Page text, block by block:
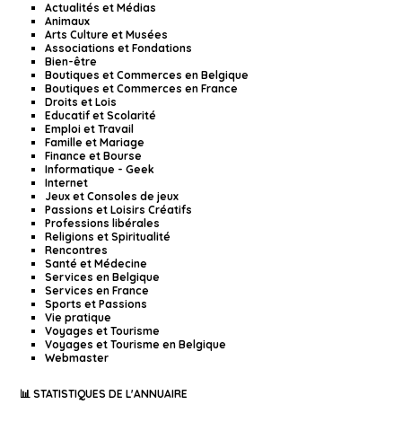
Actualités et Médias
Animaux
Arts Culture et Musées
Associations et Fondations
Bien-être
Boutiques et Commerces en Belgique
Boutiques et Commerces en France
Droits et Lois
Educatif et Scolarité
Emploi et Travail
Famille et Mariage
Finance et Bourse
Informatique - Geek
Internet
Jeux et Consoles de jeux
Passions et Loisirs Créatifs
Professions libérales
Religions et Spiritualité
Rencontres
Santé et Médecine
Services en Belgique
Services en France
Sports et Passions
Vie pratique
Voyages et Tourisme
Voyages et Tourisme en Belgique
Webmaster
📊 STATISTIQUES DE L'ANNUAIRE